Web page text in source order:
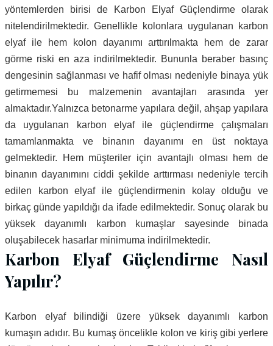
yöntemlerden birisi de Karbon Elyaf Güçlendirme olarak
nitelendirilmektedir. Genellikle kolonlara uygulanan karbon
elyaf ile hem kolon dayanımı arttırılmakta hem de zarar
görme riski en aza indirilmektedir. Bununla beraber basınç
dengesinin sağlanması ve hafif olması nedeniyle binaya yük
getirmemesi bu malzemenin avantajları arasında yer
almaktadır.Yalnızca betonarme yapılara değil, ahşap yapılara
da uygulanan karbon elyaf ile güçlendirme çalışmaları
tamamlanmakta ve binanın dayanımı en üst noktaya
gelmektedir. Hem müşteriler için avantajlı olması hem de
binanın dayanımını ciddi şekilde arttırması nedeniyle tercih
edilen karbon elyaf ile güçlendirmenin kolay olduğu ve
birkaç günde yapıldığı da ifade edilmektedir. Sonuç olarak bu
yüksek dayanımlı karbon kumaşlar sayesinde binada
oluşabilecek hasarlar minimuma indirilmektedir.
Karbon Elyaf Güçlendirme Nasıl
Yapılır?
Karbon elyaf bilindiği üzere yüksek dayanımlı karbon
kumaşın adıdır. Bu kumaş öncelikle kolon ve kiriş gibi yerlere